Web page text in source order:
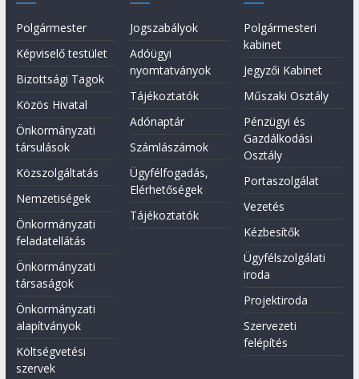
Polgármester
Képviselő testület
Bizottsági Tagok
Közös Hivatal
Önkormányzati
társulások
Közszolgáltatás
Nemzetiségek
Önkormányzati
feladatellátás
Önkormányzati
társaságok
Önkormányzati
alapítványok
Költségvetési
szervek
Jogszabályok
Adóügyi
nyomtatványok
Tájékoztatók
Adónaptár
Számlászámok
Ügyfélfogadás,
Elérhetőségek
Tájékoztatók
Polgármesteri
kabinet
Jegyzői Kabinet
Műszaki Osztály
Pénzügyi és
Gazdálkodási
Osztály
Portaszolgálat
Vezetés
Kézbesítők
Ügyfélszolgálati
iroda
Projektiroda
Szervezeti
felépítés